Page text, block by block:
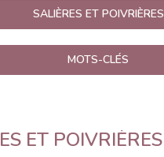
SALIÈRES ET POIVRIÈRES
MOTS-CLÉS
ET POIVRIÈRES